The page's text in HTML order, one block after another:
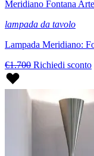
Meridiano Fontana Arte
lampada da tavolo
Lampada Meridiano:
€1.700 Richiedi sconto